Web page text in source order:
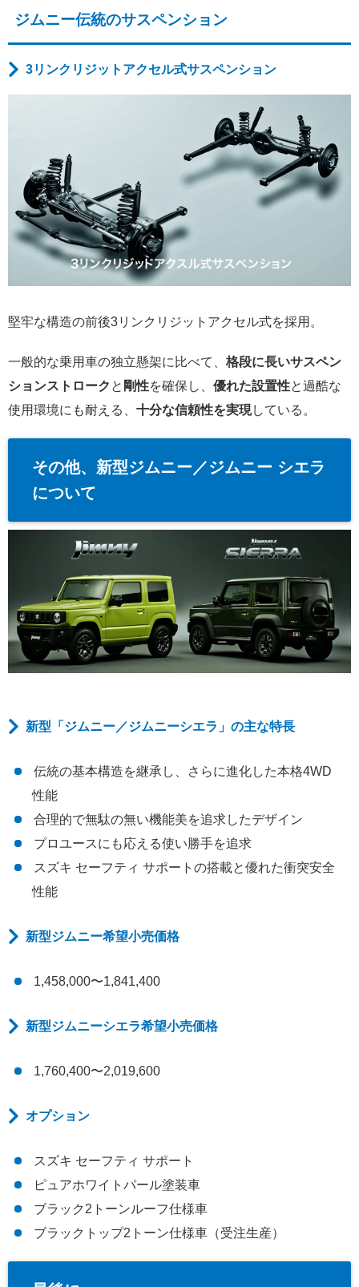
ジムニー伝統のサスペンション
3リンクリジットアクセル式サスペンション
堅牢な構造の前後3リンクリジットアクセル式を採用。
一般的な乗用車の独立懸架に比べて、 格段に長いサスペン
ションストローク と 剛性を確保し、 優れた設置性と過酷な
使用環境にも耐える、 十分な信頼性を実現している。
その他、新型ジムニー／ジムニー シエラ
について
新型「ジムニー／ジムニーシエラ」の主な特長
伝統の基本構造を継承し、さらに進化した本格4WD
性能
合理的で無駄の無い機能美を追求したデザイン
プロユースにも応える使い勝手を追求
スズキ セーフティ サポートの搭載と優れた衝突安全
性能
新型ジムニー希望小売価格
1,458,000〜1,841,400
新型ジムニーシエラ希望小売価格
1,760,400〜2,019,600
オプション
スズキ セーフティ サポート
ピュアホワイトパール塗装車
ブラック2トーンルーフ仕様車
ブラックトップ2トーン仕様車（受注生産）